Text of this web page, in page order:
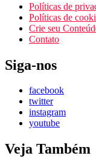
Políticas de
Políticas de
Crie seu
Contato
Siga-nos
facebook
twitter
instagram
youtube
Veja Também